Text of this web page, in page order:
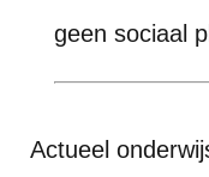
geen sociaal
Actueel